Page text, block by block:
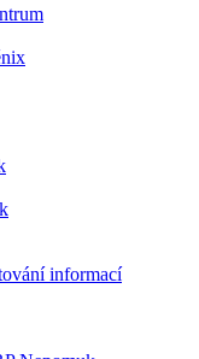
informací